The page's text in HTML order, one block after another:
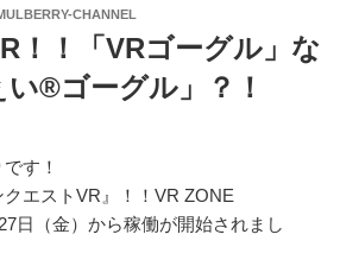
CHANNEL
！！「VRゴーグル」な
い®ゴーグル」？！
す！
エストVR』！！VR ZONE
日（金）から稼働が開始されまし